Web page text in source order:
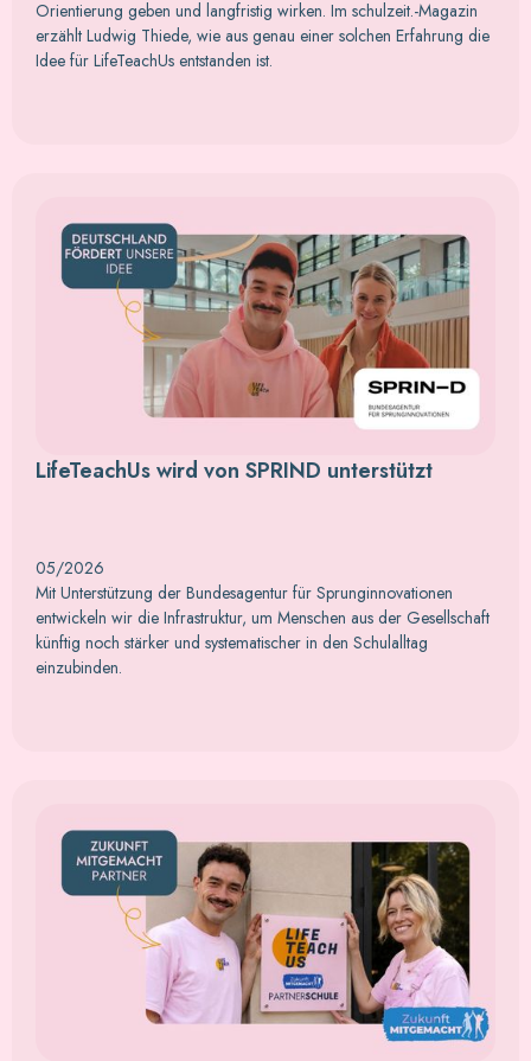
Orientierung geben und langfristig wirken. Im schulzeit.-Magazin
erzählt Ludwig Thiede, wie aus genau einer solchen Erfahrung die
Idee für LifeTeachUs entstanden ist.
LifeTeachUs wird von SPRIND unterstützt
05/2026
Mit Unterstützung der Bundesagentur für Sprunginnovationen
entwickeln wir die Infrastruktur, um Menschen aus der Gesellschaft
künftig noch stärker und systematischer in den Schulalltag
einzubinden.